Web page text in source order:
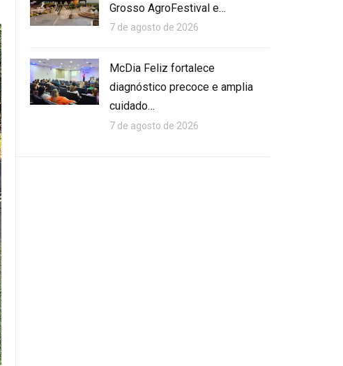
Grosso AgroFestival e…
7 de agosto de 2026
McDia Feliz fortalece
diagnóstico precoce e amplia
cuidado…
7 de agosto de 2026